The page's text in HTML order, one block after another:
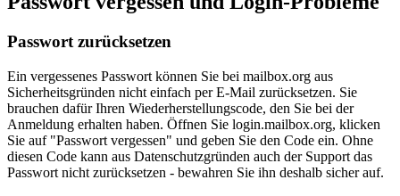
Passwort zurücksetzen
Ein vergessenes Passwort können Sie bei mailbox.org aus
Sicherheitsgründen nicht einfach per E-Mail zurücksetzen. Sie
brauchen dafür Ihren Wiederherstellungscode, den Sie bei der
Anmeldung erhalten haben. Öffnen Sie login.mailbox.org, klicken
Sie auf "Passwort vergessen" und geben Sie den Code ein. Ohne
diesen Code kann aus Datenschutzgründen auch der Support das
Passwort nicht zurücksetzen - bewahren Sie ihn deshalb sicher auf.